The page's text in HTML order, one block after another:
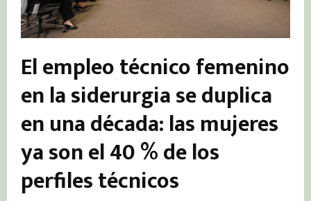
El empleo técnico femenino
en la siderurgia se duplica
en una década: las mujeres
ya son el 40 % de los
perfiles técnicos